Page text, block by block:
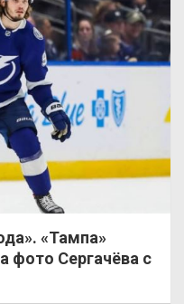
«Тампа»
фото Сергачёва с